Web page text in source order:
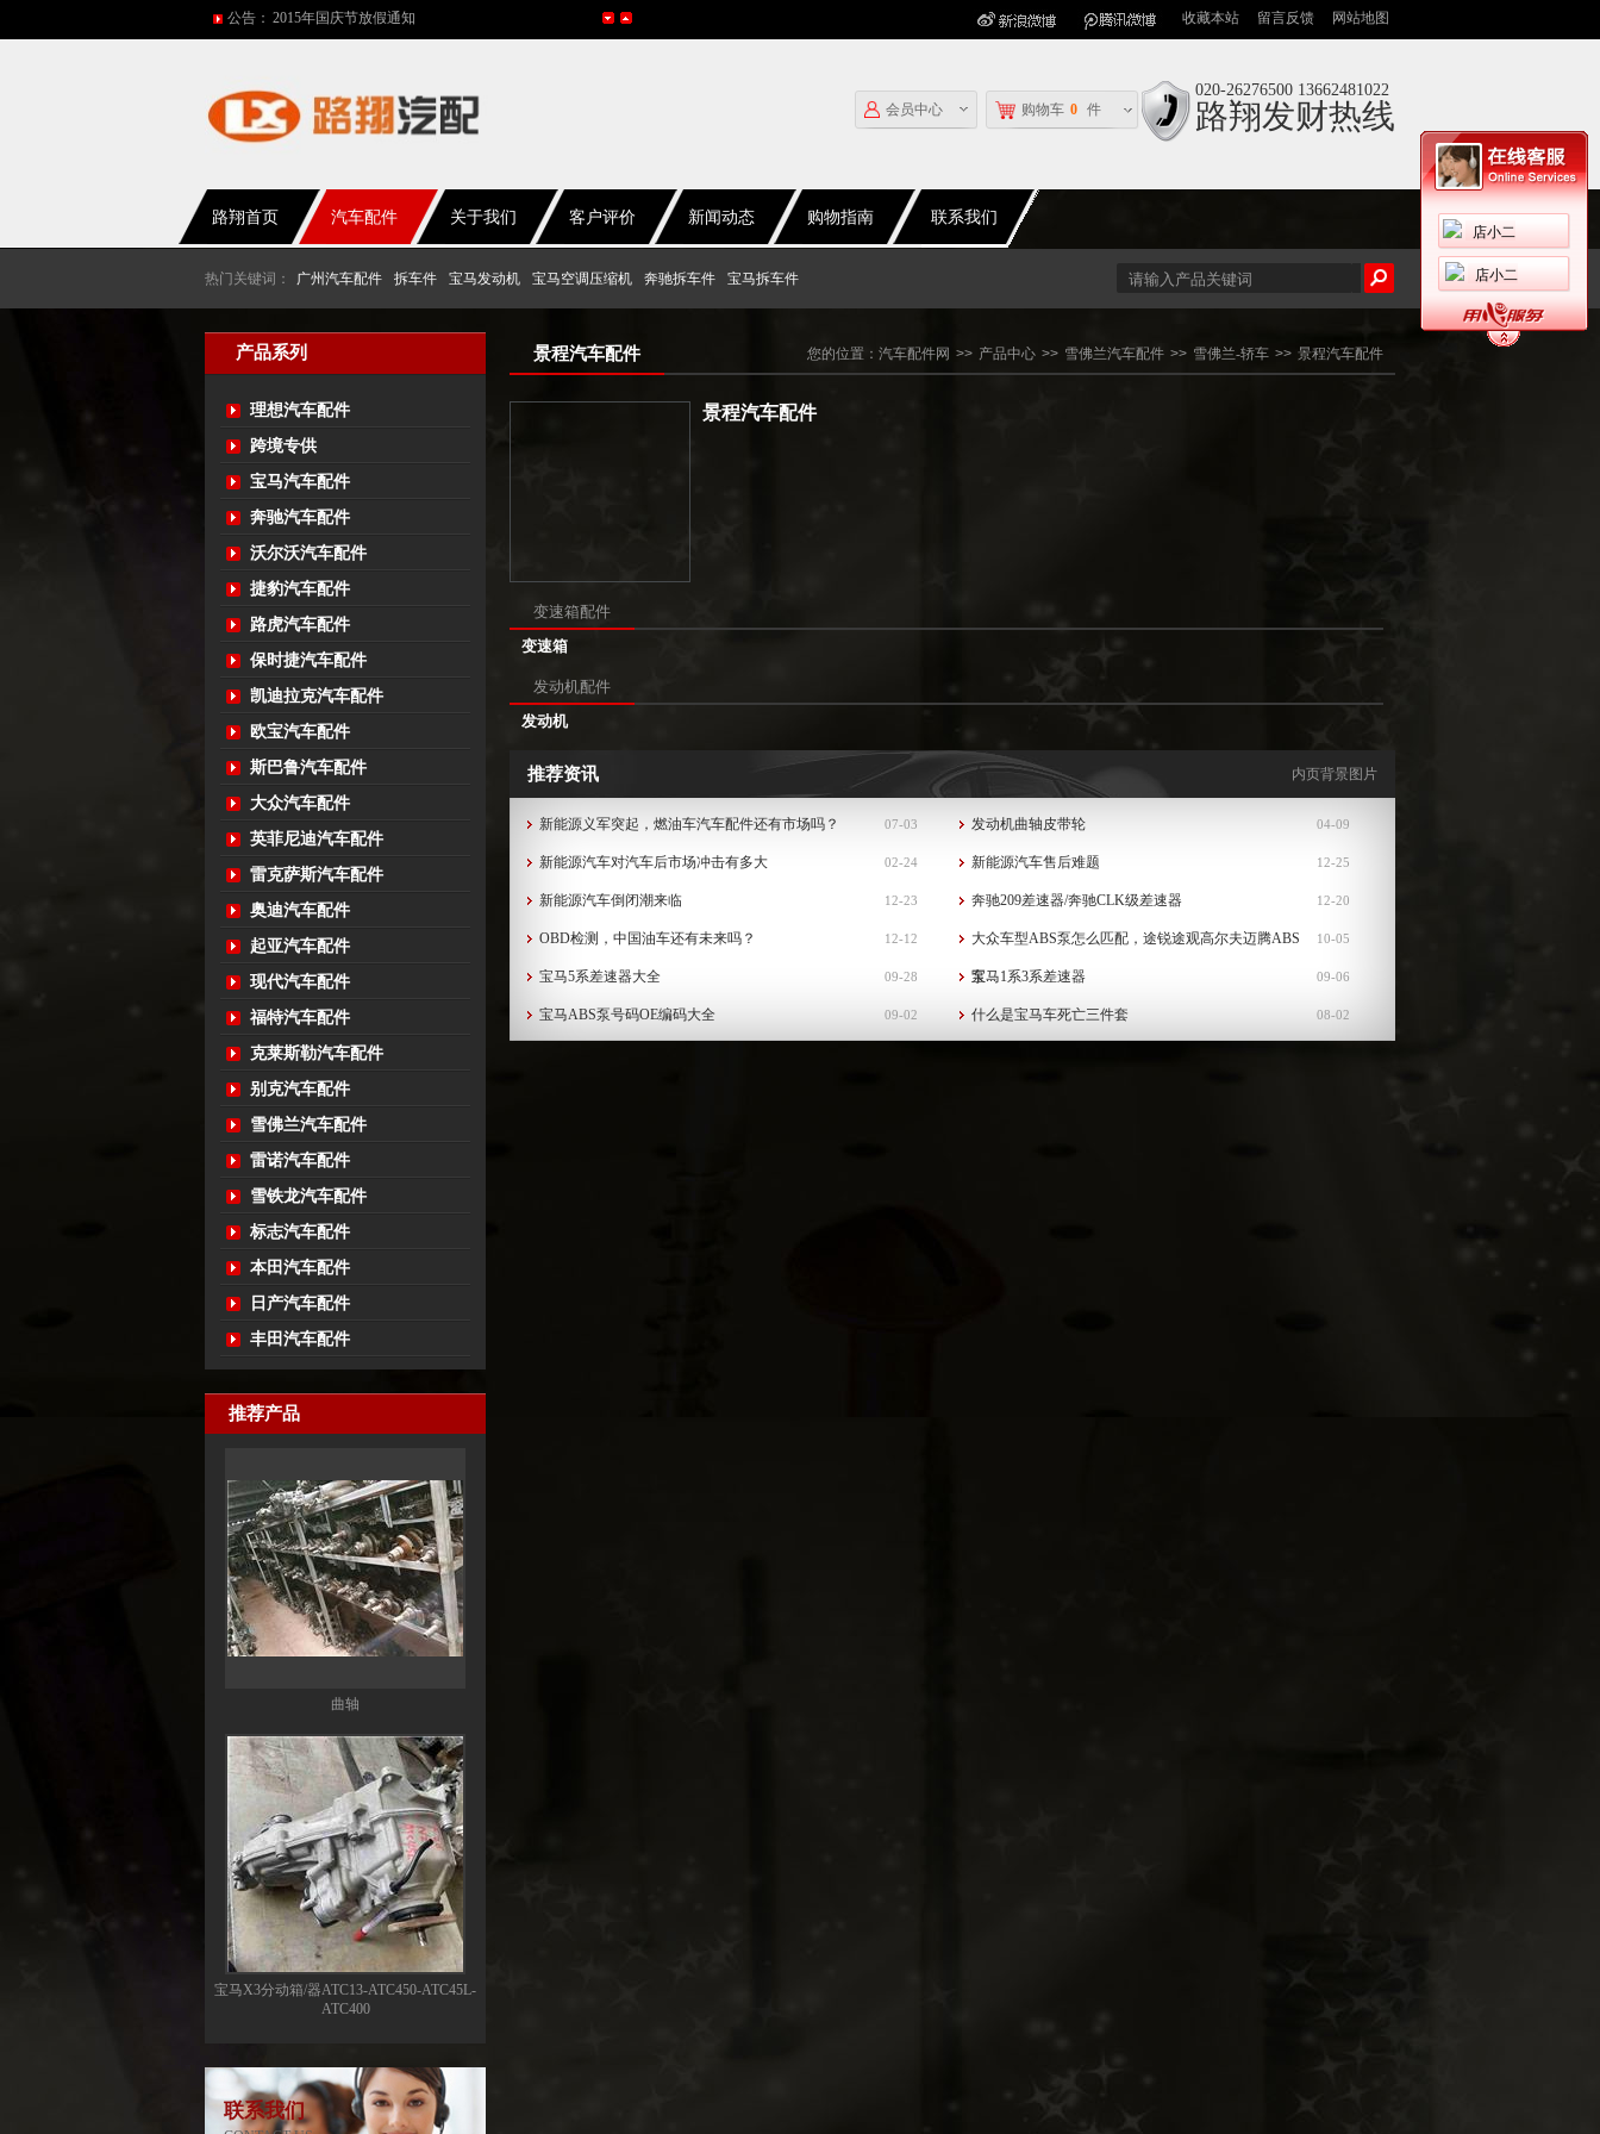
公告： 网站改版
2017年春节放假通知
网站地图
留言反馈
收藏本站
020-26276500 13662481022
路翔发财热线
购物车 0 件
会员中心
路翔首页 汽车配件 关于我们 客户评价 新闻动态 购物指南 联系我们
热门关键词： 广州汽车配件 拆车件 宝马发动机 宝马空调压缩机 奔驰拆车件 宝马拆车件
产品系列
理想汽车配件
跨境专供
宝马汽车配件
奔驰汽车配件
沃尔沃汽车配件
捷豹汽车配件
路虎汽车配件
保时捷汽车配件
凯迪拉克汽车配件
欧宝汽车配件
斯巴鲁汽车配件
大众汽车配件
英菲尼迪汽车配件
雷克萨斯汽车配件
奥迪汽车配件
起亚汽车配件
现代汽车配件
福特汽车配件
克莱斯勒汽车配件
别克汽车配件
雪佛兰汽车配件
雷诺汽车配件
雪铁龙汽车配件
标志汽车配件
本田汽车配件
日产汽车配件
丰田汽车配件
推荐产品
曲轴
宝马X3分动箱/器ATC13-ATC450-ATC45L-
ATC400
联系我们
您的位置： 汽车配件网 >> 产品中心 >> 雪佛兰汽车配件 >> 雪佛兰-轿车 >> 景程汽车配件
景程汽车配件
景程汽车配件
变速箱配件
变速箱
发动机配件
发动机
内页背景图片
推荐资讯
07-03
新能源义军突起，燃油车汽车配件还有市场吗？ 04-09
发动机曲轴皮带轮
02-24
新能源汽车对汽车后市场冲击有多大 12-25
新能源汽车售后难题
12-23
新能源汽车倒闭潮来临 12-20
奔驰209差速器/奔驰CLK级差速器
12-12
OBD检测，中国油车还有未来吗？ 10-05
大众车型ABS泵怎么匹配，途锐途观高尔夫迈腾ABS
泵...
09-28
宝马5系差速器大全 09-06
宝马1系3系差速器
09-02
宝马ABS泵号码OE编码大全 08-02
什么是宝马车死亡三件套
店小二
店小二